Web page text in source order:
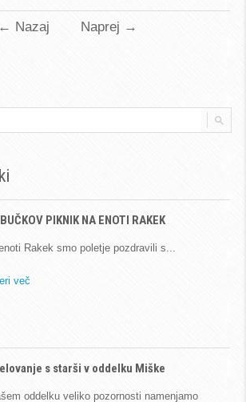
← Nazaj Naprej →
PIKNIK NA ENOTI RAKEK
Rakek smo poletje pozdravili s
več
s starši v oddelku Miške
oddelku veliko pozornosti namenjamo